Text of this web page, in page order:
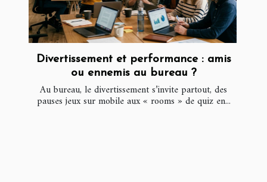
Divertissement et performance : amis
ou ennemis au bureau ?
Au bureau, le divertissement s’invite partout, des
pauses jeux sur mobile aux « rooms » de quiz en...